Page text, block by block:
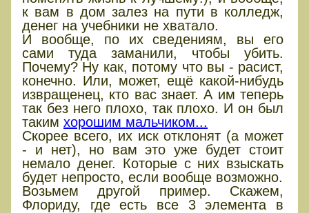
к вам в дом залез на пути в колледж,
денег на учебники не хватало.
И вообще, по их сведениям, вы его
сами туда заманили, чтобы убить.
Почему? Ну как, потому что вы - расист,
конечно. Или, может, ещё какой-нибудь
извращенец, кто вас знает. А им теперь
так без него плохо, так плохо. И он был
таким хорошим мальчиком...
Скорее всего, их иск отклонят (а может
- и нет), но вам это уже будет стоит
немало денег. Которые с них взыскать
будет непросто, если вообще возможно.
Возьмем другой пример. Скажем,
Флориду, где есть все 3 элемента в